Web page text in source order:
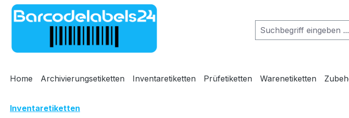
Hauptinhalt springen
Zur Suche springen
Zur Hauptnavigation springen
Home Archivierungsetiketten Inventaretiketten Prüfetiketten Warenetiketten
Inventaretiketten